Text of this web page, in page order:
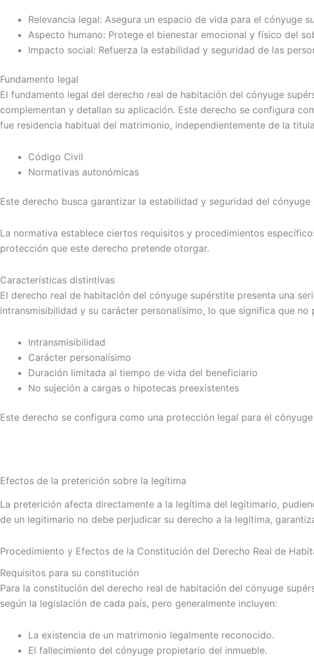
Relevancia legal: Asegura un espacio de vida para el cónyuge
Aspecto humano: Protege el bienestar emocional y físico del
Impacto social: Refuerza la estabilidad y seguridad de las
Fundamento legal
El fundamento legal del derecho real de habitación del cónyuge
complementan y detallan su aplicación. Este derecho se configura
fue residencia habitual del matrimonio, independientemente de la
Código Civil
Normativas autonómicas
Este derecho busca garantizar la estabilidad y seguridad del
La normativa establece ciertos requisitos y procedimientos
protección que este derecho pretende otorgar.
Características distintivas
El derecho real de habitación del cónyuge supérstite presenta una
intransmisibilidad y su carácter personalísimo, lo que significa que
Intransmisibilidad
Carácter personalísimo
Duración limitada al tiempo de vida del beneficiario
No sujeción a cargas o hipotecas preexistentes
Este derecho se configura como una protección legal para el
Efectos de la preterición sobre la legítima
La preterición afecta directamente a la legítima del legitimario,
de un legitimario no debe perjudicar su derecho a la legítima,
Procedimiento y Efectos de la Constitución del Derecho Real de
Requisitos para su constitución
Para la constitución del derecho real de habitación del cónyuge
según la legislación de cada país, pero generalmente incluyen:
La existencia de un matrimonio legalmente reconocido.
El fallecimiento del cónyuge propietario del inmueble.